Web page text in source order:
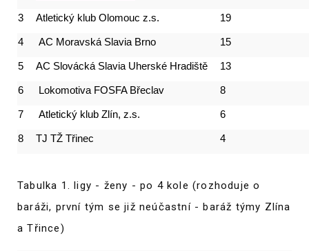
3 Atletický klub Olomouc z.s. 19
4 AC Moravská Slavia Brno 15
5 AC Slovácká Slavia Uherské Hradiště 13
6 Lokomotiva FOSFA Břeclav 8
7 Atletický klub Zlín, z.s. 6
8 TJ TŽ Třinec 4
Tabulka 1. ligy - ženy - po 4 kole (rozhoduje o
baráži, první tým se již neúčastní - baráž týmy Zlína
a Třince)